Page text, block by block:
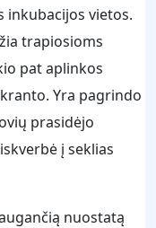
inkubacijos vietos.
trapiosioms
pat aplinkos
Yra pagrindo
prasidėjo
į seklias
nuostatą